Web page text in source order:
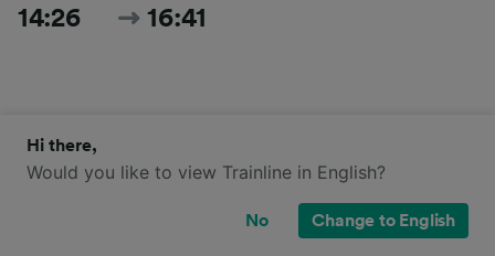
14:26 16:41
2h 15min,2 transbordos
Hi there,
Would you like to view Trainline in English?
No Change to English